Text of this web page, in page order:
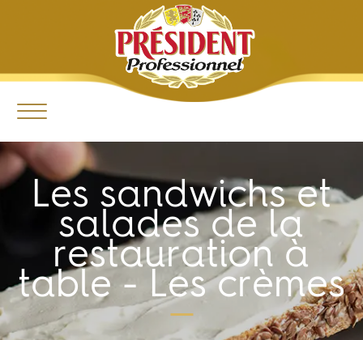
Les sandwichs et
salades de la
restauration à
table - Les crèmes